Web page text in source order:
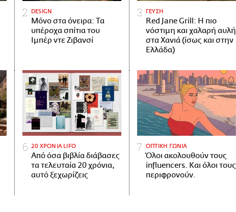
DESIGN
Μόνο στα όνειρα: Τα
υπέροχα σπίτια του
Ιμπέρ ντε Ζιβανσί
ΓΕΥΣΗ
Red Jane Grill: Η πιο
νόστιμη και χαλαρή αυλή
στα Χανιά (ίσως και στην
Ελλάδα)
20 ΧΡΟΝΙΑ LIFO
Από όσα βιβλία διάβασες
τα τελευταία 20 χρόνια,
αυτό ξεχωρίζεις
ΟΠΤΙΚΗ ΓΩΝΙΑ
Όλοι ακολουθούν τους
influencers. Και όλοι τους
περιφρονούν.